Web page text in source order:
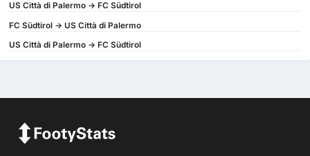
US Città di Palermo -> FC Südtirol
FC Südtirol -> US Città di Palermo
US Città di Palermo -> FC Südtirol